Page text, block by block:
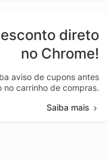
direto
no Chrome!
aviso de cupons antes
no carrinho de compras.
Saiba mais